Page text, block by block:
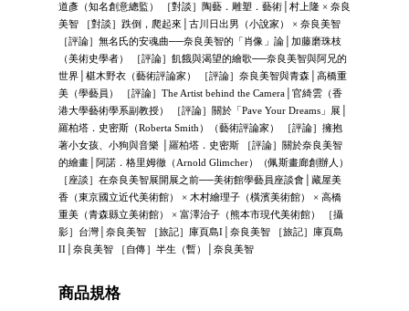
道彥（知名創意總監） ［對談］陶藝．雕塑．藝術│村上隆 × 奈良
美智 ［對談］跌倒，爬起來│古川日出男（小說家） × 奈良美智
［評論］無名氏的安魂曲──奈良美智的「肖像」論│加藤磨珠枝
（美術史學者） ［評論］飢餓與渴望的繪歌──奈良美智與阿兄的
世界│椹木野衣（藝術評論家） ［評論］奈良美智與青森│高橋重
美（學藝員） ［評論］The Artist behind the Camera│官綺雲（香
港大學藝術學系副教授） ［評論］關於「Pave Your Dreams」展│
羅柏塔．史密斯（Roberta Smith）（藝術評論家） ［評論］擁抱
著小女孩、小狗與音樂 │羅柏塔．史密斯 ［評論］關於奈良美智
的繪畫│阿諾．格里姆徹（Arnold Glimcher）（佩斯畫廊創辦人）
［座談］在奈良美智展開展之前──美術館學藝員座談會│藏屋美
香（東京國立近代美術館） × 木村繪理子（橫濱美術館） × 高橋
重美（青森縣立美術館） × 富澤治子（熊本市現代美術館） ［攝
影］台灣│奈良美智 ［旅記］庫頁島I│奈良美智 ［旅記］庫頁島
II│奈良美智 ［自傳］半生（暫）│奈良美智
商品規格